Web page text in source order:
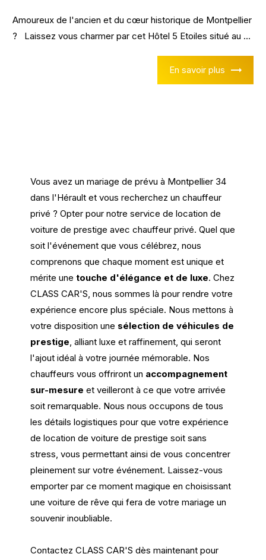
Amoureux de l'ancien et du cœur historique de Montpellier
? Laissez vous charmer par cet Hôtel 5 Etoiles situé au ...
En savoir plus
Vous avez un mariage de prévu à Montpellier 34
dans l'Hérault et vous recherchez un chauffeur
privé ? Opter pour notre service de location de
voiture de prestige avec chauffeur privé. Quel que
soit l'événement que vous célébrez, nous
comprenons que chaque moment est unique et
mérite unetouche d'élégance et de luxe. Chez
CLASS CAR'S, nous sommes là pour rendre votre
expérience encore plus spéciale. Nous mettons à
votre disposition une sélection de véhicules de
prestige, alliant luxe et raffinement, qui seront
l'ajout idéal à votre journée mémorable. Nos
chauffeurs vous offriront un accompagnement
sur-mesure et veilleront à ce que votre arrivée
soit remarquable. Nous nous occupons de tous
les détails logistiques pour que votre expérience
de location de voiture de prestige soit sans
stress, vous permettant ainsi de vous concentrer
pleinement sur votre événement. Laissez-vous
emporter par ce moment magique en choisissant
une voiture de rêve qui fera de votre mariage un
souvenir inoubliable.
Contactez CLASS CAR'S dès maintenant pour